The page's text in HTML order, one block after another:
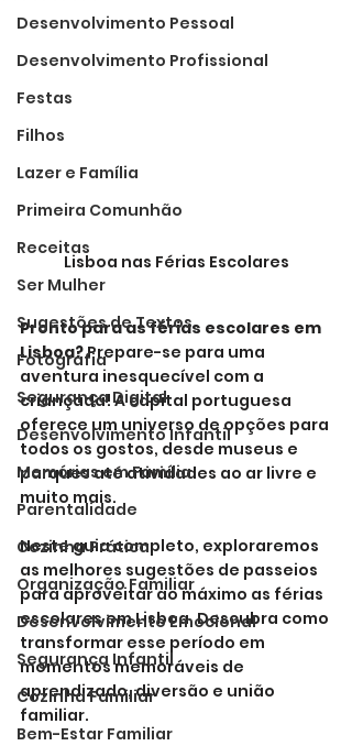
Desenvolvimento Pessoal
Desenvolvimento Profissional
Festas
Filhos
Lazer e Família
Primeira Comunhão
Receitas
Ser Mulher
Sugestões de Textos
Fotografia
Segurança Digital
Desenvolvimento Infantil
Memórias em Família
Parentalidade
Cozinha Prática
Organização Familiar
Desenvolvimento Emocional
Segurança Infantil
Cozinha Familiar
Bem-Estar Familiar
Lisboa nas Férias Escolares
Pronto para as férias escolares em
Lisboa? Prepare-se para uma
aventura inesquecível com a
criançada! A capital portuguesa
oferece um universo de opções para
todos os gostos, desde museus e
parques até atividades ao ar livre e
muito mais.
Neste guia completo, exploraremos
as melhores sugestões de passeios
para aproveitar ao máximo as férias
escolares em Lisboa. Descubra como
transformar esse período em
momentos memoráveis de
aprendizado, diversão e união
familiar.